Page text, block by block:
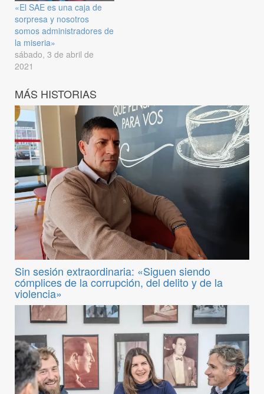
«El SAE es una caja de
sorpresa y nosotros
somos administradores de
la miseria»
sábado, 3 de abril de
2021
MÁS HISTORIAS
Sin sesión extraordinaria: «Siguen siendo
cómplices de la corrupción, del delito y de la
violencia»